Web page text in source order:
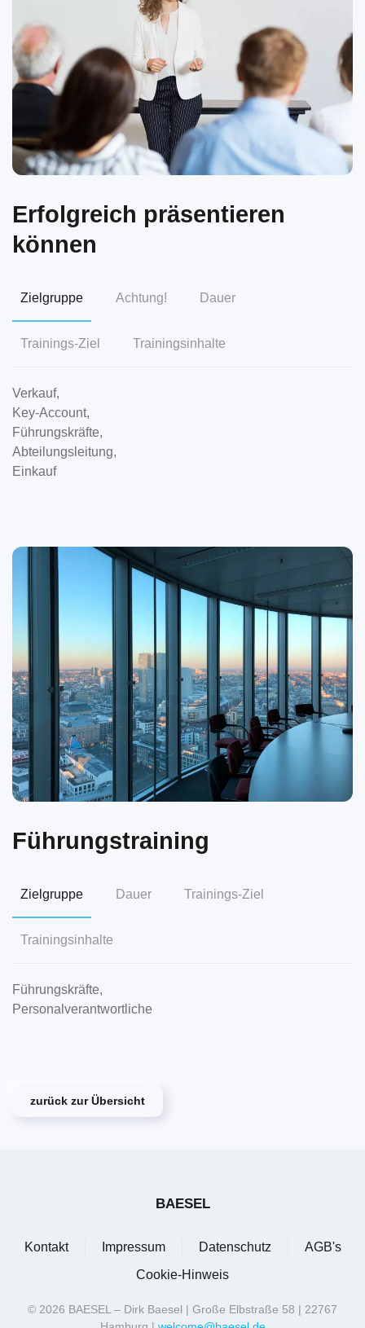
Erfolgreich präsentieren
können
Zielgruppe Achtung! Dauer
Trainings-Ziel Trainingsinhalte
Verkauf,
Key-Account,
Führungskräfte,
Abteilungsleitung,
Einkauf
Führungstraining
Zielgruppe Dauer Trainings-Ziel
Trainingsinhalte
Führungskräfte,
Personalverantwortliche
zurück zur Übersicht
BAESEL
Kontakt Impressum Datenschutz
AGB's
Cookie-Hinweis
© 2026 BAESEL – Dirk Baesel | Große Elbstraße 58 | 22767